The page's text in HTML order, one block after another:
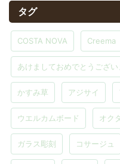
タグ
COSTA NOVA Creema
あけましておめでとうござい
かすみ草 アジサイ
ウエルカムボード オク
ガラス彫刻 コサージュ